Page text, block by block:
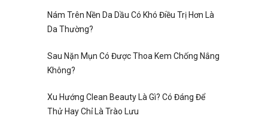
Nám Trên Nền Da Dầu Có Khó Điều Trị Hơn Là
Da Thường?
Sau Nặn Mụn Có Được Thoa Kem Chống Nắng
Không?
Xu Hướng Clean Beauty Là Gì? Có Đáng Để
Thử Hay Chỉ Là Trào Lưu